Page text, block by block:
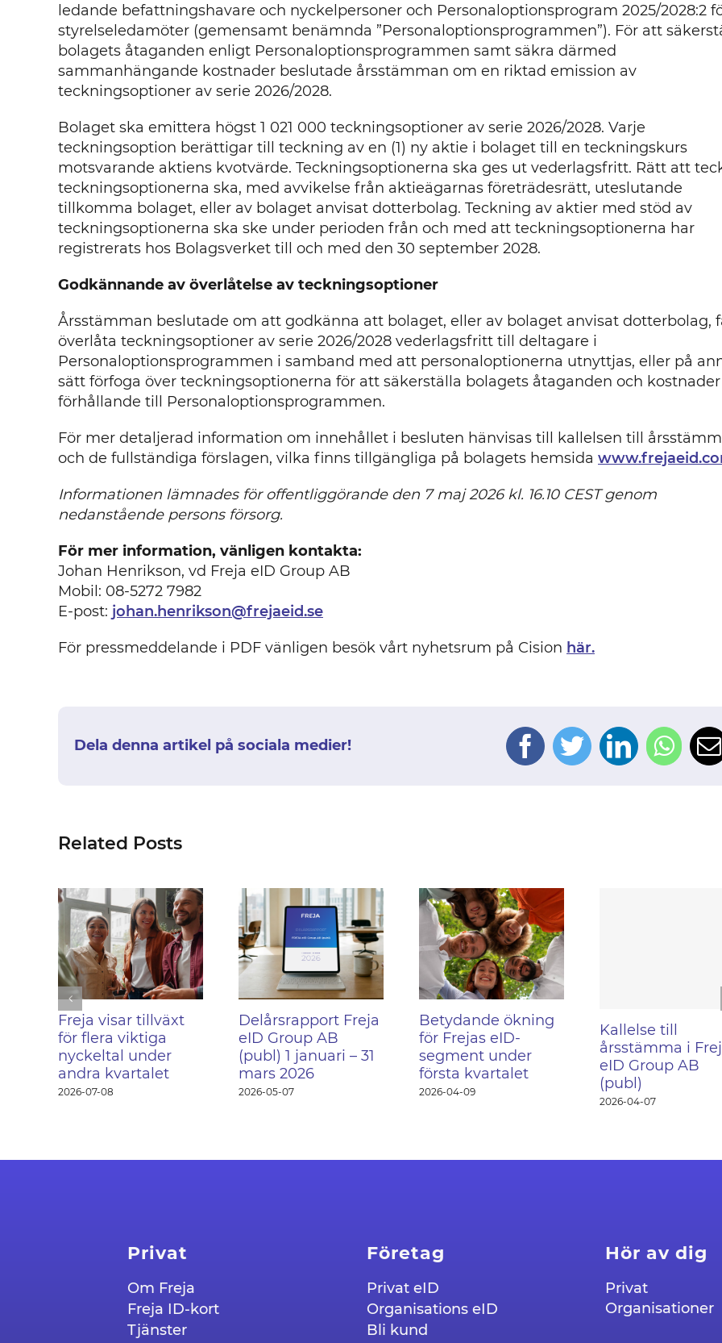
ledande befattningshavare och nyckelpersoner och Personaloptionsprogram 2025/2028:2
styrelseledamöter (gemensamt benämnda ”Personaloptionsprogrammen”). För att
bolagets åtaganden enligt Personaloptionsprogrammen samt säkra därmed
sammanhängande kostnader beslutade årsstämman om en riktad emission av
teckningsoptioner av serie 2026/2028.
Bolaget ska emittera högst 1 021 000 teckningsoptioner av serie 2026/2028. Varje
teckningsoption berättigar till teckning av en (1) ny aktie i bolaget till en teckningskurs
motsvarande aktiens kvotvärde. Teckningsoptionerna ska ges ut vederlagsfritt. Rätt att
teckningsoptionerna ska, med avvikelse från aktieägarnas företrädesrätt, uteslutande
tillkomma bolaget, eller av bolaget anvisat dotterbolag. Teckning av aktier med stöd av
teckningsoptionerna ska ske under perioden från och med att teckningsoptionerna har
registrerats hos Bolagsverket till och med den 30 september 2028.
Godkännande av överlåtelse av teckningsoptioner
Årsstämman beslutade om att godkänna att bolaget, eller av bolaget anvisat dotterbolag,
överlåta teckningsoptioner av serie 2026/2028 vederlagsfritt till deltagare i
Personaloptionsprogrammen i samband med att personaloptionerna utnyttjas, eller på
sätt förfoga över teckningsoptionerna för att säkerställa bolagets åtaganden och
förhållande till Personaloptionsprogrammen.
För mer detaljerad information om innehållet i besluten hänvisas till kallelsen till
och de fullständiga förslagen, vilka finns tillgängliga på bolagets hemsida
Informationen lämnades för offentliggörande den 7 maj 2026 kl. 16.10 CEST genom
nedanstående persons försorg.
För mer information, vänligen kontakta:
Johan Henrikson, vd Freja eID Group AB
Mobil: 08-5272 7982
E-post: johan.henrikson@frejaeid.se
För pressmeddelande i PDF vänligen besök vårt nyhetsrum på Cision här.
Dela denna artikel på sociala medier! Facebook
TwitterLinkedIn
Related Posts
Freja visar tillväxt
för flera viktiga
nyckeltal under
andra kvartalet
2026-07-08
Delårsrapport Freja
eID Group AB
(publ) 1 januari – 31
mars 2026
2026-05-07
Betydande ökning
för Frejas eID-
segment under
första kvartalet
2026-04-09
Kallelse till
årsstämma i
eID Group AB
(publ)
2026-04-07
Privat
Om Freja
Freja ID-kort
Tjänster
Företag
Privat eID
Organisations eID
Bli kund
Hör av dig
Privat
Organisationer